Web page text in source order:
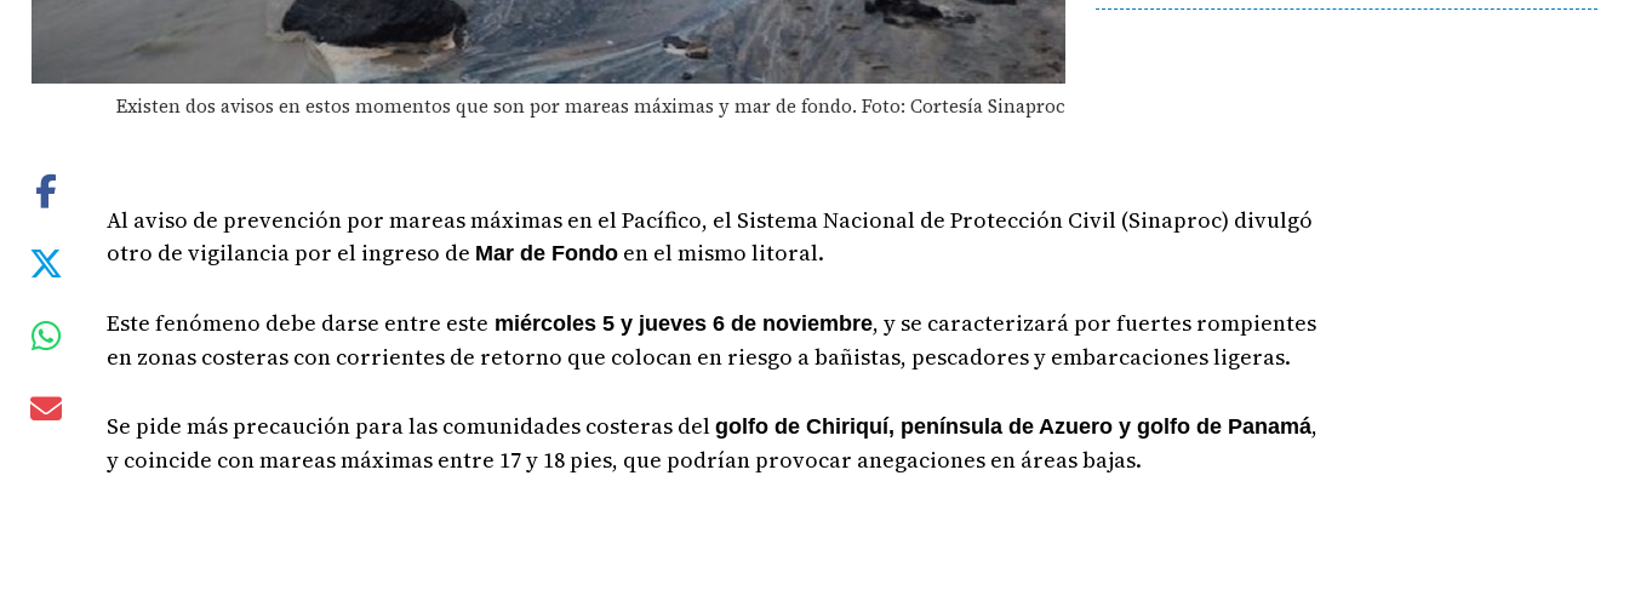
Existen dos avisos en estos momentos que son por mareas máximas y mar de fondo. Foto: Cortesía Sinaproc
Al aviso de prevención por mareas máximas en el Pacífico, el Sistema Nacional de Protección Civil (Sinaproc) divulgó
otro de vigilancia por el ingreso de Mar de Fondo en el mismo litoral.
Este fenómeno debe darse entre este miércoles 5 y jueves 6 de noviembre, y se caracterizará por fuertes rompientes
en zonas costeras con corrientes de retorno que colocan en riesgo a bañistas, pescadores y embarcaciones ligeras.
Se pide más precaución para las comunidades costeras delgolfo de Chiriquí, península de Azuero y golfo de Panamá,
y coincide con mareas máximas entre 17 y 18 pies, que podrían provocar anegaciones en áreas bajas.